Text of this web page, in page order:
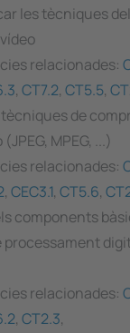
les tècniques
relacionades:
, CT7.2, CT5.5,
de
MPEG, ...)
relacionades:
, CEC3.1, CT5.6,
components
processament
relacionades:
, CT2.3,